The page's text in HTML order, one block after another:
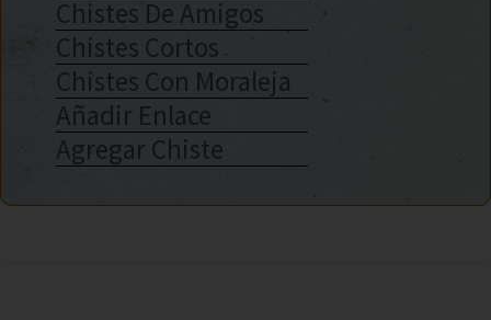
Chistes De Amigos
Chistes Cortos
Chistes Con Moraleja
Añadir Enlace
Agregar Chiste